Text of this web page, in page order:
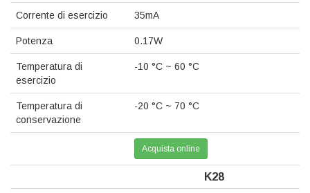
Corrente di esercizio 35mA
Potenza 0.17W
Temperatura di
esercizio
-10 °C ~ 60 °C
Temperatura di
conservazione
-20 °C ~ 70 °C
Acquista online
K28